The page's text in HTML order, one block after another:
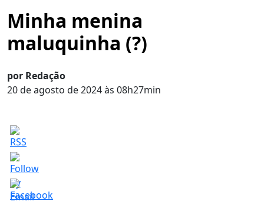
Minha menina
maluquinha (?)
por Redação
20 de agosto de 2024 às 08h27min